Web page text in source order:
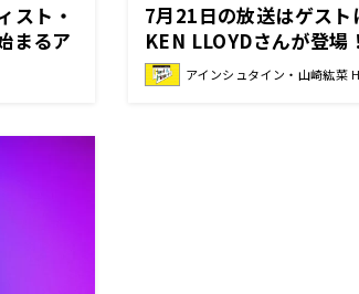
スト・
まるア
7月21日の放送はゲスト
KEN LLOYDさんが登場
イン・山崎紘菜
アインシュタイン・山崎紘菜